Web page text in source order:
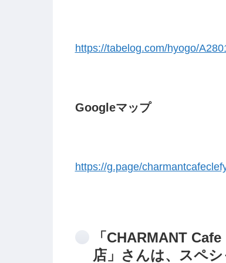
https://tabelog.com/hyogo/
Googleマップ
https://g.page/
「CHARMANT
店」さんは、スペ